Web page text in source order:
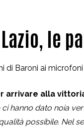
Lazio, le
di Baroni ai
arrivare alla
ci hanno dato noia
possibile. Nel